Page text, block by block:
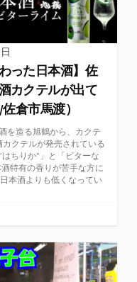
った日本酒】佐
カクテルが出て
倉市馬渡）
を造る旭鶴から、カクテ
クテルが発売されている
ちりか”」と「ビターな
特有の香りが苦手な方に
本酒よりも低くなってい